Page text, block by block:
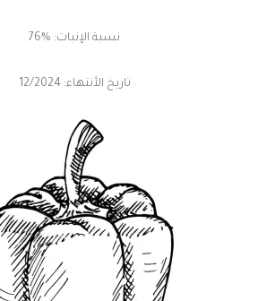
نسبة الإنبات: %76
تاريخ الأنتهاء: 12/2024